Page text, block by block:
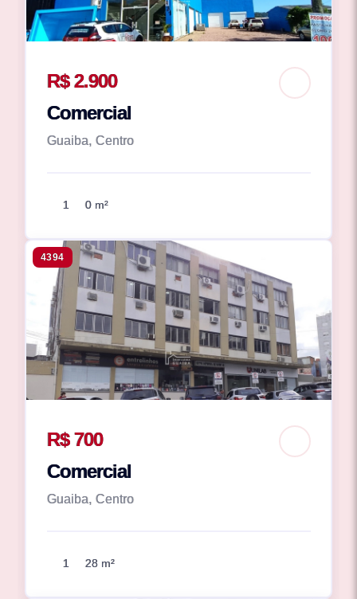
R$ 2.900
Comercial
Guaiba, Centro
1 0 m²
4394
R$ 700
Comercial
Guaiba, Centro
1 28 m²